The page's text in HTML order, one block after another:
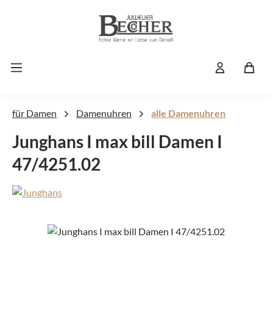
Zum Hauptinhalt springen
für Damen Damenuhren alle Damenuhren
Junghans I max bill Damen I
47/4251.02
Bildergalerie überspringen